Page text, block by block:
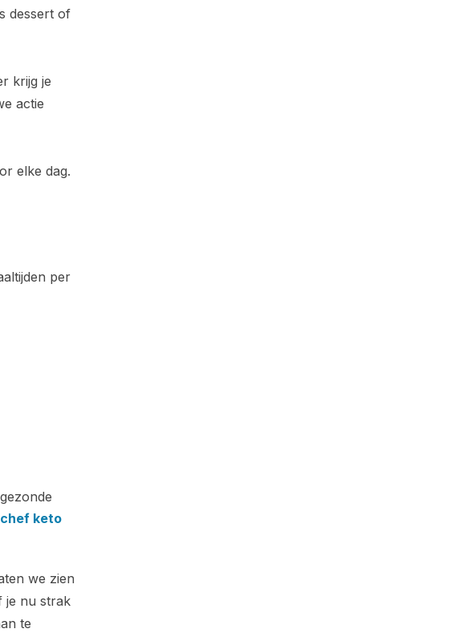
dessert of
krijg je
actie
elke dag.
per
keto
we zien
je nu strak
te